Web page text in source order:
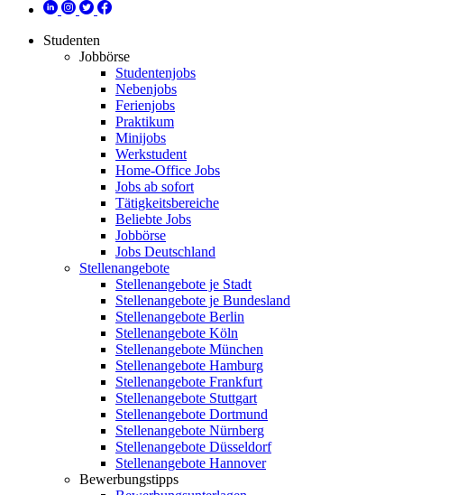
Studenten
Jobbörse
Studentenjobs
Nebenjobs
Ferienjobs
Praktikum
Minijobs
Werkstudent
Home-Office Jobs
Jobs ab sofort
Tätigkeitsbereiche
Beliebte Jobs
Jobbörse
Jobs Deutschland
Stellenangebote
Stellenangebote je Stadt
Stellenangebote je Bundesland
Stellenangebote Berlin
Stellenangebote Köln
Stellenangebote München
Stellenangebote Hamburg
Stellenangebote Frankfurt
Stellenangebote Stuttgart
Stellenangebote Dortmund
Stellenangebote Nürnberg
Stellenangebote Düsseldorf
Stellenangebote Hannover
Bewerbungstipps